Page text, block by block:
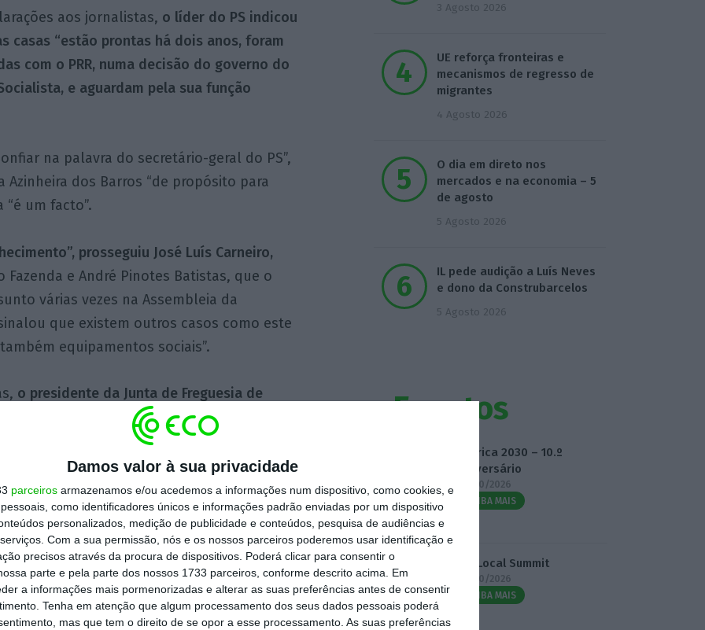
Damos valor à sua privacidade
parceiros armazenamos e/ou acedemos a informações num dispositivo, como cookies, e
como identificadores únicos e informações padrão enviadas por um dispositivo
personalizados, medição de publicidade e conteúdos, pesquisa de audiências e
Com a sua permissão, nós e os nossos parceiros poderemos usar identificação e
precisos através da procura de dispositivos. Poderá clicar para consentir o
parte e pela parte dos nossos 1733 parceiros, conforme descrito acima. Em
a informações mais pormenorizadas e alterar as suas preferências antes de consentir
Tenha em atenção que algum processamento dos seus dados pessoais poderá
mas que tem o direito de se opor a esse processamento. As suas preferências
aos jornalistas, o líder do PS indicou
casas “estão prontas há dois anos, foram
com o PRR, numa decisão do governo do
e aguardam pela sua função
na palavra do secretário-geral do PS”,
dos Barros “de propósito para
um facto”.
prosseguiu José Luís Carneiro,
e André Pinotes Batistas, que o
várias vezes na Assembleia da
que existem outros casos como este
equipamentos sociais”.
o presidente da Junta de Freguesia de
PS, precisou que estas 10 moradias
investimento de 1,5 milhões de euros,
casas estão preparadas, prontas a habitar e
definam qual é o uso das casas”,
Social (ISS) e o Instituto da
não
3 Agosto 2026
UE reforça fronteiras e
mecanismos de regresso de
migrantes
4 Agosto 2026
O dia em direto nos
mercados e na economia – 5
de agosto
5 Agosto 2026
IL pede audição a Luís Neves
e dono da Construbarcelos
5 Agosto 2026
Eventos
Fábrica 2030 – 10.º
Aniversário
14/10/2026
SAIBA MAIS
3.º Local Summit
07/10/2026
SAIBA MAIS